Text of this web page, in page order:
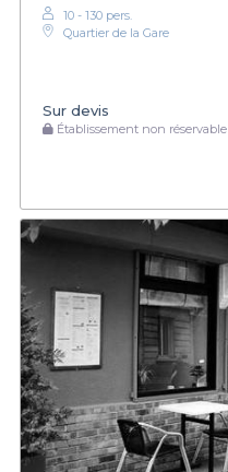
10 - 130 pers.
Quartier de la Gare
Sur devis
Établissement non réservable